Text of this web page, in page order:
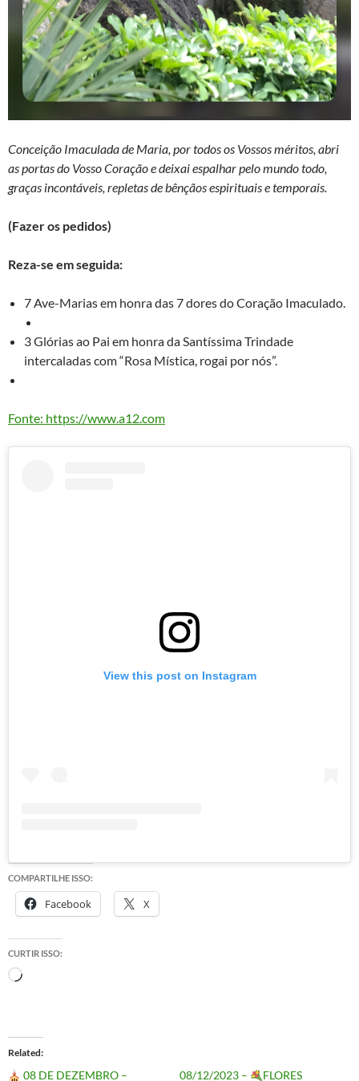
Conceição Imaculada de Maria, por todos os Vossos méritos, abri
as portas do Vosso Coração e deixai espalhar pelo mundo todo,
graças incontáveis, repletas de bênçãos espirituais e temporais.
(Fazer os pedidos)
Reza-se em seguida:
7 Ave-Marias em honra das 7 dores do Coração Imaculado.
3 Glórias ao Pai em honra da Santíssima Trindade
intercaladas com “Rosa Mística, rogai por nós”.
Fonte: https://www.a12.com
View this post on Instagram
COMPARTILHE ISSO:
Facebook X
CURTIR ISSO:
Carregando...
Related
08 DE DEZEMBRO – 08/12/2023 – FLORES